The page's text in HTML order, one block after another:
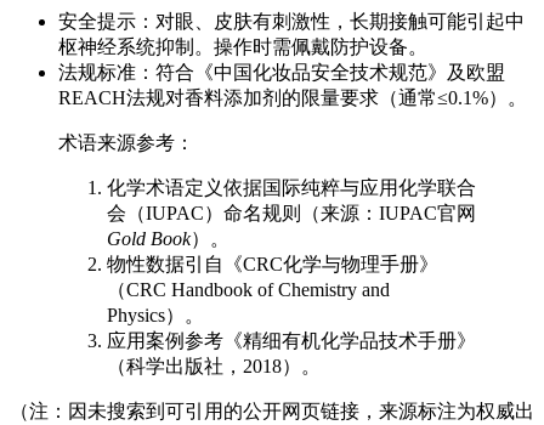
安全提示：对眼、皮肤有刺激性，长期接触可能引起中
枢神经系统抑制。操作时需佩戴防护设备。
法规标准：符合《中国化妆品安全技术规范》及欧盟
REACH法规对香料添加剂的限量要求（通常≤0.1%）。
术语来源参考：
化学术语定义依据国际纯粹与应用化学联合
会（IUPAC）命名规则（来源：IUPAC官网
Gold Book）。
物性数据引自《CRC化学与物理手册》
（CRC Handbook of Chemistry and
Physics）。
应用案例参考《精细有机化学品技术手册》
（科学出版社，2018）。
（注：因未搜索到可引用的公开网页链接，来源标注为权威出